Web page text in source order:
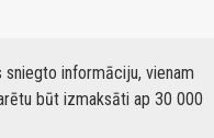
sniegto informāciju, vienam
būt izmaksāti ap 30 000